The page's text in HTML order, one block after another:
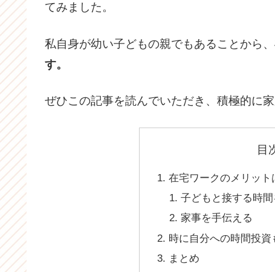
てみました。
私自身が幼い子どもの親でもあることから、
す。
ぜひこの記事を読んでいただき、積極的に
目
在宅ワークのメリット
子どもと接する時
家事を手伝える
時に自分への時間投資
まとめ